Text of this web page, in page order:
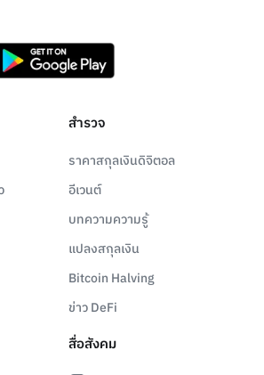
สำรวจ
ราคาสกุลเงินดิจิตอล
อีเวนต์
บทความความรู้
แปลงสกุลเงิน
Bitcoin Halving
ข่าว DeFi
สื่อสังคม